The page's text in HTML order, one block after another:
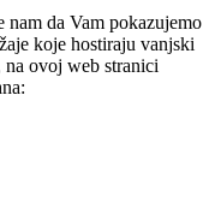
nam da Vam pokazujemo
koje hostiraju vanjski
na ovoj web stranici